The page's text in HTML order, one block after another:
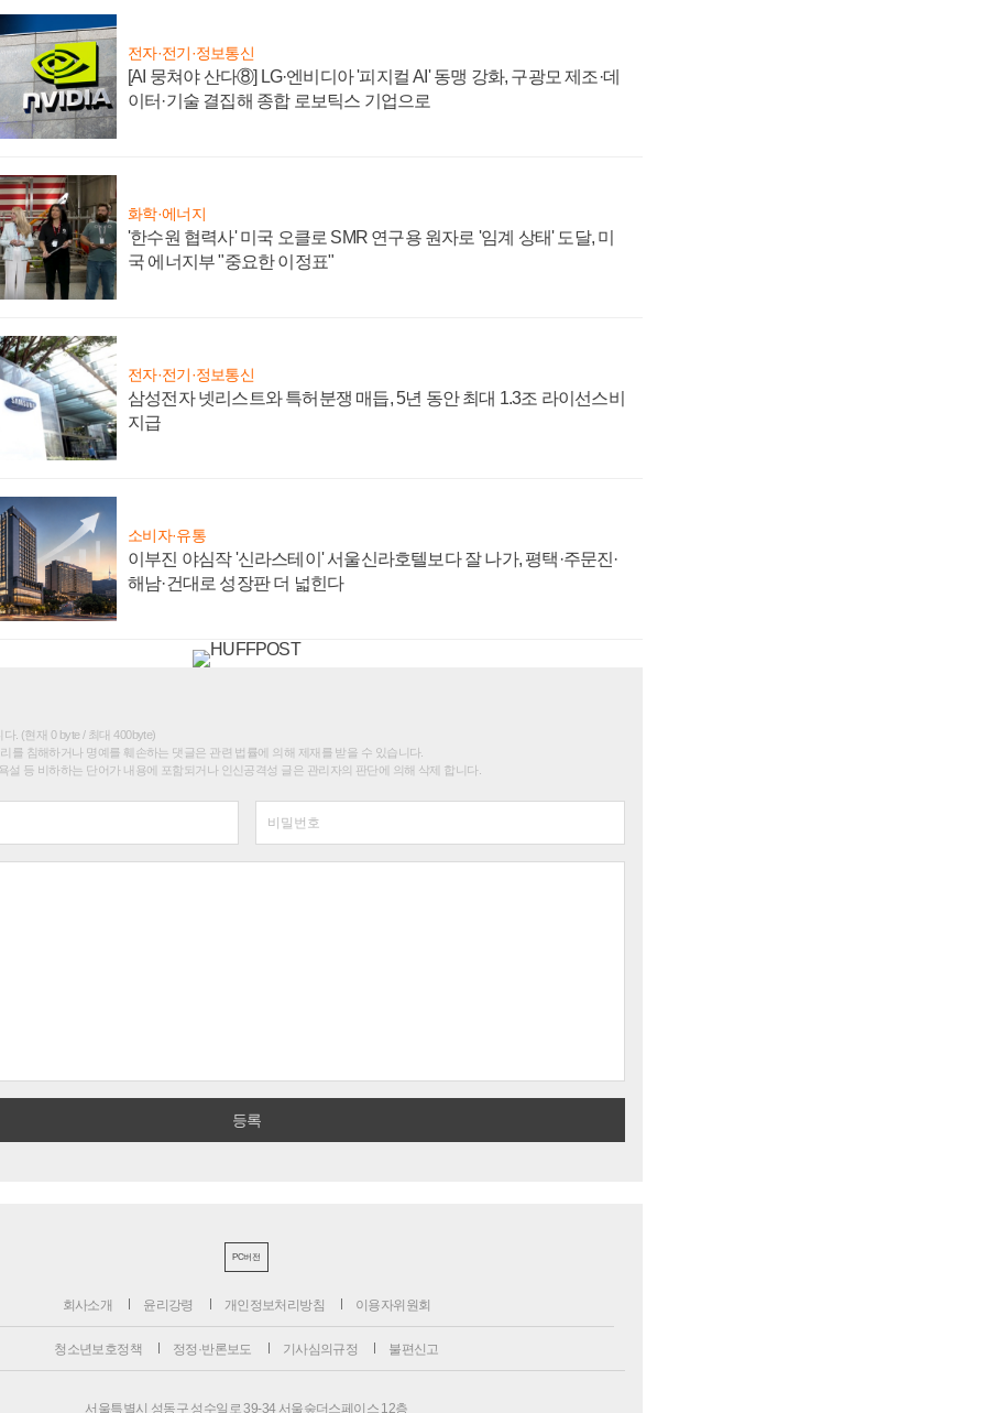
전자·전기·정보통신
[AI 뭉쳐야 산다⑧] LG·엔비디아 '피지컬 AI' 동맹 강화, 구광모 제조·데
이터·기술 결집해 종합 로보틱스 기업으로
화학·에너지
'한수원 협력사' 미국 오클로 SMR 연구용 원자로 '임계 상태' 도달, 미
국 에너지부 "중요한 이정표"
전자·전기·정보통신
삼성전자 넷리스트와 특허분쟁 매듭, 5년 동안 최대 1.3조 라이선스비
지급
소비자·유통
이부진 야심작 '신라스테이' 서울신라호텔보다 잘 나가, 평택·주문진·
해남·건대로 성장판 더 넓힌다
. (현재 0 byte / 최대 400byte)
를 침해하거나 명예를 훼손하는 댓글은 관련 법률에 의해 제재를 받을 수 있습니다.
설 등 비하하는 단어가 내용에 포함되거나 인신공격성 글은 관리자의 판단에 의해 삭제 합니다.
PC버전
회사소개 윤리강령 개인정보처리방침 이용자위원회
청소년보호정책 정정·반론보도 기사심의규정 불편신고
서울특별시 성동구 성수일로 39-34 서울숲더스페이스 12층